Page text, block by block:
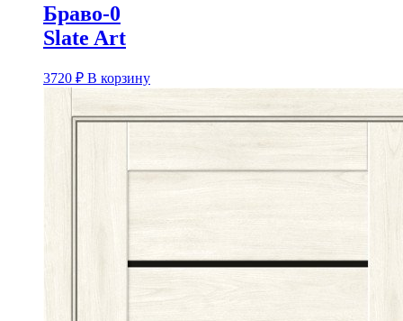
Браво-0
Slate Art
3720 ₽ В корзину